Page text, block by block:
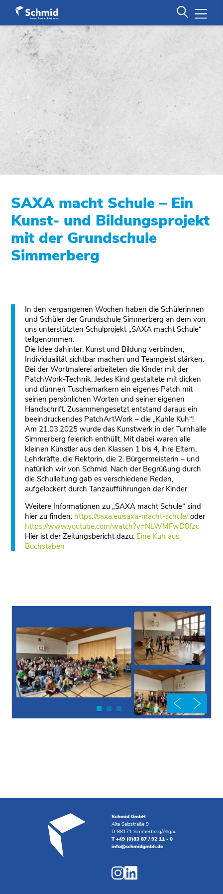
SAXA macht Schule – Ein
Kunst- und Bildungsprojekt
mit der Grundschule
Simmerberg
In den vergangenen Wochen haben die Schülerinnen
und Schüler der Grundschule Simmerberg an dem von
uns unterstützten Schulprojekt „SAXA macht Schule“
teilgenommen.
Die Idee dahinter: Kunst und Bildung verbinden,
Individualität sichtbar machen und Teamgeist stärken.
Bei der Wortmalerei arbeiteten die Kinder mit der
PatchWork-Technik. Jedes Kind gestaltete mit dicken
und dünnen Tuschemarkern ein eigenes Patch mit
seinen persönlichen Worten und seiner eigenen
Handschrift. Zusammengesetzt entstand daraus ein
beeindruckendes PatchArtWork – die „Kuhle Kuh“!
Am 21.03.2025 wurde das Kunstwerk in der Turnhalle
Simmerberg feierlich enthüllt. Mit dabei waren alle
kleinen Künstler aus den Klassen 1 bis 4, ihre Eltern,
Lehrkräfte, die Rektorin, die 2. Bürgermeisterin – und
natürlich wir von Schmid. Nach der Begrüßung durch
die Schulleitung gab es verschiedene Reden,
aufgelockert durch Tanzaufführungen der Kinder.
Weitere Informationen zu „SAXA macht Schule“ sind
hier zu finden: https://saxa.eu/saxa-macht-schule/oder
https://www.youtube.com/watch?v=NLWMFwD8fzc
Hier ist der Zeitungsbericht dazu: Eine Kuh aus
Buchstaben
Schmid GmbH
Alte Salzstraße 9
D-88171 Simmerberg/Allgäu
T +49 (0)83 87 / 92 11 - 0
info@schmidgmbh.de